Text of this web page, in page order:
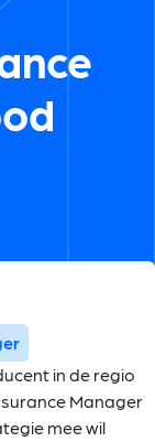
in de regio
Manager
mee wil